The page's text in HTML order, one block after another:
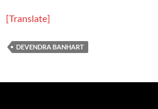
[Translate]
DEVENDRA BANHART